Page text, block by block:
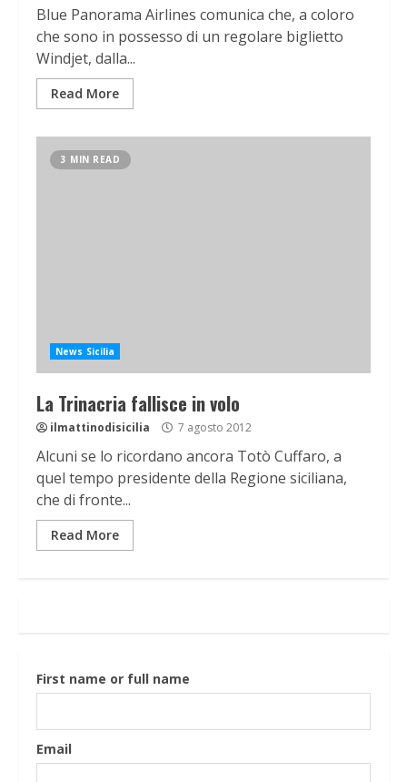
Blue Panorama Airlines comunica che, a coloro
che sono in possesso di un regolare biglietto
Windjet, dalla...
Read More
3 MIN READ
News Sicilia
La Trinacria fallisce in volo
ilmattinodisicilia 7 agosto 2012
Alcuni se lo ricordano ancora Totò Cuffaro, a
quel tempo presidente della Regione siciliana,
che di fronte...
Read More
First name or full name
Email